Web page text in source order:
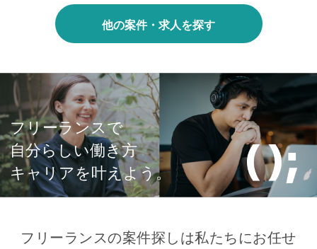
他の案件・求人を探す
フリーランスで
自分らしい働き方
キャリアを叶えよう。
フリーランスの案件探しは私たちにお任せ